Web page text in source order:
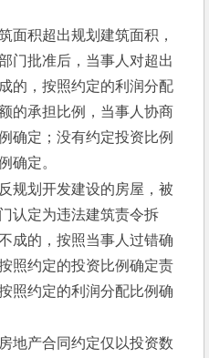
面积超出规划建筑面积，
门批准后，当事人对超出
的，按照约定的利润分配
的承担比例，当事人协商
确定；没有约定投资比例
确定。
规划开发建设的房屋，被
认定为违法建筑责令拆
成的，按照当事人过错确
照约定的投资比例确定责
照约定的利润分配比例确
地产合同约定仅以投资数